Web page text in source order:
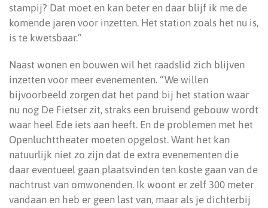
stampij? Dat moet en kan beter en daar blijf ik me de
komende jaren voor inzetten. Het station zoals het nu is,
is te kwetsbaar.”
Naast wonen en bouwen wil het raadslid zich blijven
inzetten voor meer evenementen. “We willen
bijvoorbeeld zorgen dat het pand bij het station waar
nu nog De Fietser zit, straks een bruisend gebouw wordt
waar heel Ede iets aan heeft. En de problemen met het
Openluchttheater moeten opgelost. Want het kan
natuurlijk niet zo zijn dat de extra evenementen die
daar eventueel gaan plaatsvinden ten koste gaan van de
nachtrust van omwonenden. Ik woont er zelf 300 meter
vandaan en heb er geen last van, maar als je dichterbij